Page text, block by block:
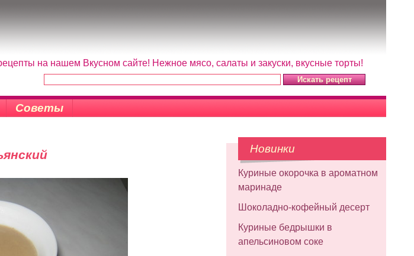
на нашем Вкусном сайте! Нежное мясо, салаты и закуски, вкусные торты!
Советы
Новинки
Куриные окорочка в ароматном
маринаде
Шоколадно-кофейный десерт
Куриные бедрышки в
апельсиновом соке